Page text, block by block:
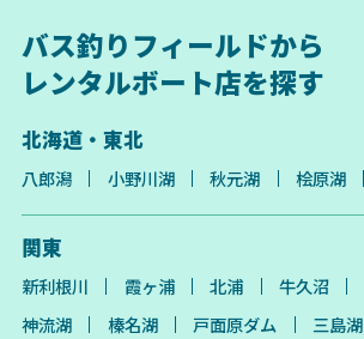
バス釣りフィールドから
レンタルボート店を探す
北海道・東北
八郎潟 小野川湖 秋元湖 桧原湖
関東
新利根川 霞ヶ浦 北浦 牛久沼
神流湖
榛名湖 戸面原ダム 三島湖